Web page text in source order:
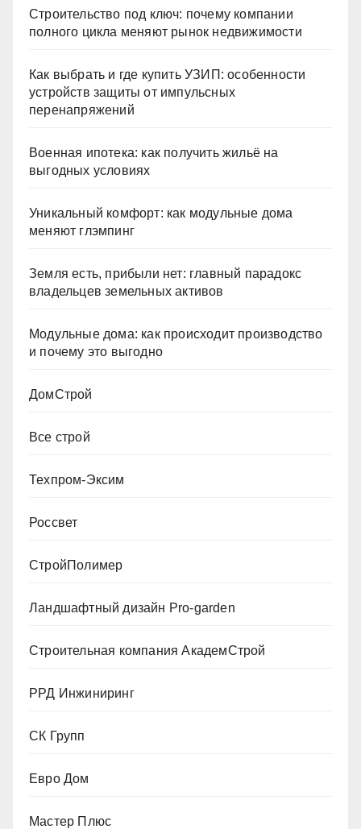
Строительство под ключ: почему компании
полного цикла меняют рынок недвижимости
Как выбрать и где купить УЗИП: особенности
устройств защиты от импульсных
перенапряжений
Военная ипотека: как получить жильё на
выгодных условиях
Уникальный комфорт: как модульные дома
меняют глэмпинг
Земля есть, прибыли нет: главный парадокс
владельцев земельных активов
Модульные дома: как происходит производство
и почему это выгодно
ДомСтрой
Все строй
Техпром-Эксим
Россвет
СтройПолимер
Ландшафтный дизайн Pro-garden
Строительная компания АкадемСтрой
РРД Инжиниринг
СК Групп
Евро Дом
Мастер Плюс